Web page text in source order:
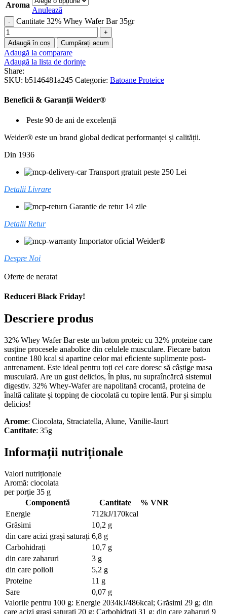
Aroma
Anulează
Cantitate 32% Whey Wafer Bar 35gr
Adaugă în coș Cumpărați acum
Adaugă la comparare
Adaugă la lista de dorințe
Share:
SKU: b5146481a245 Categorie: Batoane Proteice
Beneficii & Garanții Weider®
Peste 90 de ani de excelență
Weider® este un brand global dedicat performanței și calității.
Din 1936
Transport gratuit peste 250 Lei
Detalii Livrare
Garantie de retur 14 zile
Detalii Retur
Importator oficial Weider®
Despre Noi
Oferte de neratat
Reduceri Black Friday!
Descriere produs
32% Whey Wafer Bar este un baton proteic cu 32% proteine care
susține procesele anabolice din celulele musculare. Fiecare baton
contine 180 kcal si apartine celor mai eficiente suplimente post-
antrenament. Este ideal pentru toți cei care doresc să câștige masa
musculară. Are un gust delicios, în plus, nu supraîncărcă sistemul
digestiv. 32% Whey-Wafer are napolitană crocantă, proteina de
înaltă calitate și topping de ciocolată cu topire lentă. Pur și simplu
delicios!
Arome: Ciocolata, Straciatella, Alune, Vanilie-Iaurt
Cantitate: 35g
Informații nutriționale
Valori nutriționale
Aromă: ciocolata
per porție 35 g
Componentă
Cantitate
% VNR
Energie
712kJ/170kcal
Grăsimi
10,2 g
din care acizi grași saturați 6,8 g
Carbohidrați
10,7 g
din care zaharuri
3 g
din care polioli
5,2 g
Proteine
11 g
Sare
0,07 g
Valorile pentru 100 g: Energie 2034kJ/486kcal; Grăsimi 29 g; din
care acizi grași saturați 20 g; Carbohidrați 31 g; din care zaharuri 9